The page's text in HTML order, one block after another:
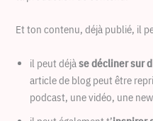
Et ton contenu, déjà publié, il
il peut déjàse décliner sur
article de blog peut être
podcast, une vidéo, une